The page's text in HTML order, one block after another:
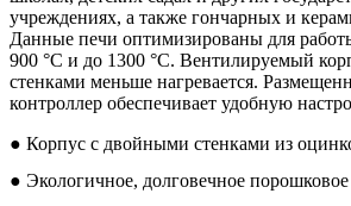
учреждениях, а также гончарных и
Данные печи оптимизированы для
900 °C и до 1300 °C. Вентилируемый
стенками меньше нагревается.
контроллер обеспечивает удобную
● Корпус с двойными стенками из
● Экологичное, долговечное